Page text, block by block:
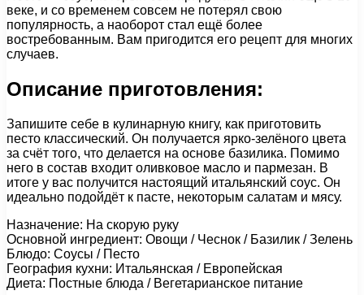
веке, и со временем совсем не потерял свою
популярность, а наоборот стал ещё более
востребованным. Вам пригодится его рецепт для многих
случаев.
Описание приготовления:
Запишите себе в кулинарную книгу, как приготовить
песто классический. Он получается ярко-зелёного цвета
за счёт того, что делается на основе базилика. Помимо
него в состав входит оливковое масло и пармезан. В
итоге у вас получится настоящий итальянский соус. Он
идеально подойдёт к пасте, некоторым салатам и мясу.
Назначение: На скорую руку
Основной ингредиент: Овощи / Чеснок / Базилик / Зелень
Блюдо: Соусы / Песто
География кухни: Итальянская / Европейская
Диета: Постные блюда / Вегетарианское питание